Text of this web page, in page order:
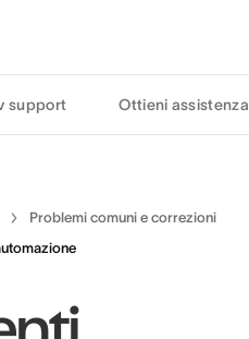
support Ottieni assistenza
Problemi comuni e correzioni